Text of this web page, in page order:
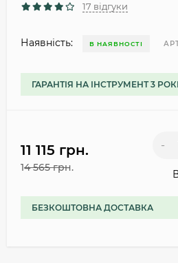
17 відгуки
Наявність: В НАЯВНОСТІ
ГАРАНТІЯ НА ІНСТРУМЕНТ 3
11 115 грн.
14 565 грн.
-
БЕЗКОШТОВНА ДОСТАВКА